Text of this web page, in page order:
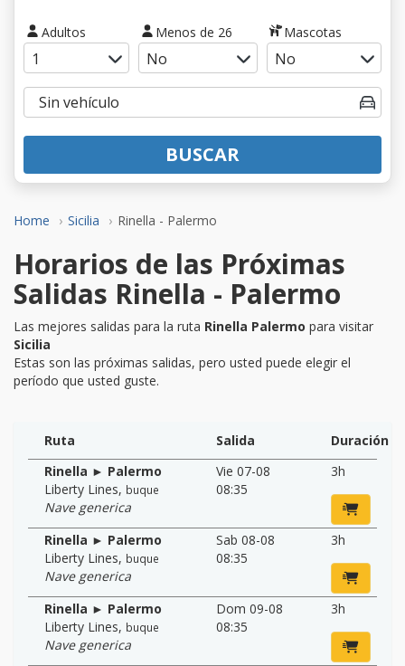
Home Sicilia Rinella - Palermo
Adultos Menos de 26 Mascotas
BUSCAR
Horarios de las Próximas
Salidas Rinella - Palermo
Las mejores salidas para la ruta Rinella Palermo para visitar
Sicilia
Estas son las próximas salidas, pero usted puede elegir el
período que usted guste.
Ruta Salida
Duración
Rinella ► Palermo
Liberty Lines, buque
Nave generica
Vie 07-08
08:35
3h
Rinella ► Palermo
Liberty Lines, buque
Nave generica
Sab 08-08
08:35
3h
Rinella ► Palermo
Liberty Lines, buque
Nave generica
Dom 09-08
08:35
3h